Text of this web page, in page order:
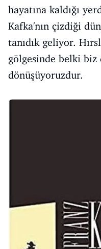
hayatına kaldığı
Kafka'nın çizdiği
tanıdık geliyor.
gölgesinde belki biz
dönüşüyoruzdur.